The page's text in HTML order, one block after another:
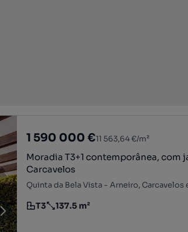
1 590 000 €11 563,64 €/m²
Moradia T3+1 contemporânea, com
Carcavelos
Quinta da Bela Vista - Arneiro, Carcavelos
Tipologia
T3
Preço por metro quadrado
137.5 m²